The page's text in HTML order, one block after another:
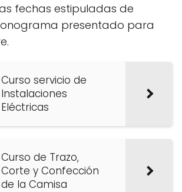
fechas estipuladas de
presentado para
Curso servicio de
Instalaciones
Eléctricas
Curso de Trazo,
Corte y Confección
de la Camisa